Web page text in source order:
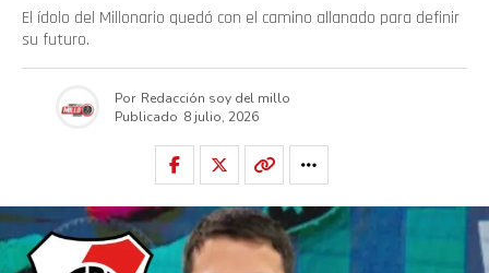
El ídolo del Millonario quedó con el camino allanado para definir
su futuro.
Por Redacción soy del millo
Publicado 8 julio, 2026